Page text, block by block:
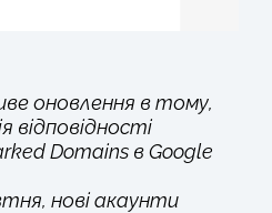
оновлення в тому,
відповідності
Domains в Google
нові акаунти